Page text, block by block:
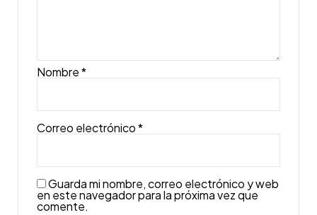
Nombre*
Correo electrónico*
Guarda mi nombre, correo electrónico y web
en este navegador para la próxima vez que
comente.